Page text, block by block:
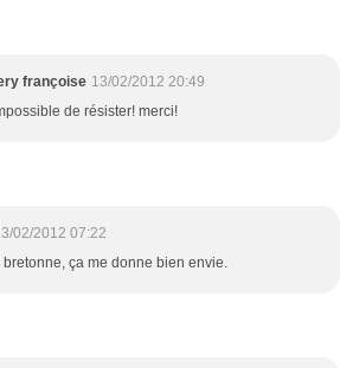
françoise 13/02/2012 20:49
de résister! merci!
02/2012 07:22
bretonne, ça me donne bien envie.